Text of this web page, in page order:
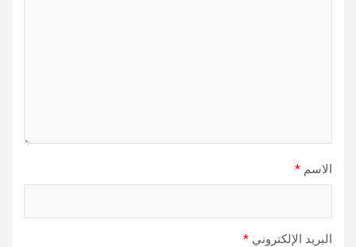
الاسم *
البريد الإلكتروني *